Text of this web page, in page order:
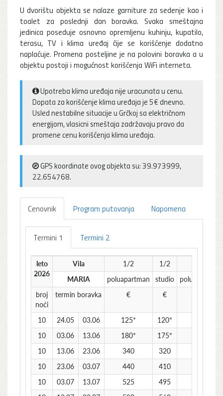
U dvorištu objekta se nalaze garniture za sedenje kao i
toalet za poslednji dan boravka. Svaka smeštajna
jedinica poseduje osnovno opremljenu kuhinju, kupatilo,
terasu, TV i klima uređaj čije se korišćenje dodatno
naplaćuje. Promena posteljine je na polovini boravka a u
objektu postoji i mogućnost korišćenja WiFi interneta.
Upotreba klima uređaja nije uracunata u cenu.
Dopata za korišćenje klima uređaja je 5€ dnevno.
Usled nestabilne situacije u Grčkoj sa električnom
energijom, vlasicni smeštaja zadržavaju pravo da
promene cenu korišćenja klima uređaja.
GPS koordinate ovog objekta su: 39.973999,
22.654768.
Cenovnik Program putovanja Napomena
Termini 1 Termini 2
leto
2026
Vila 1/2 1/2
MARIA
poluapartman studio
poluapartman
broj
noći
termin boravka € €
10 24.05 03.06 125* 120*
10
03.06 13.06 180* 175*
10
13.06 23.06 340 320
10
23.06 03.07 440 410
10
03.07 13.07 525 495